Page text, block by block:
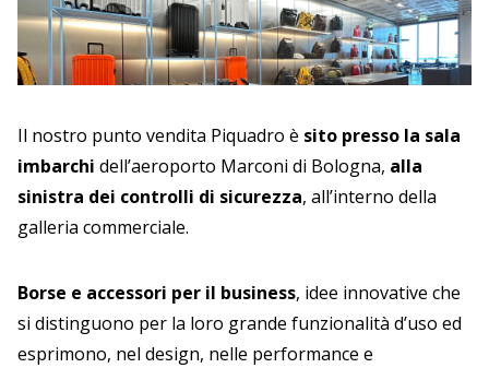
Il nostro punto vendita Piquadro è sito presso la sala
imbarchi dell’aeroporto Marconi di Bologna, alla
sinistra dei controlli di sicurezza, all’interno della
galleria commerciale.
Borse e accessori per il business, idee innovative che
si distinguono per la loro grande funzionalità d’uso ed
esprimono, nel design, nelle performance e